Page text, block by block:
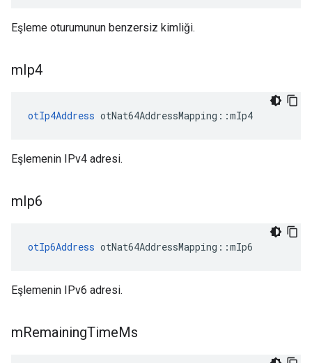
Eşleme oturumunun benzersiz kimliği.
mIp4
otIp4Address otNat64AddressMapping ::mIp4
Eşlemenin IPv4 adresi.
mIp6
otIp6Address otNat64AddressMapping ::mIp6
Eşlemenin IPv6 adresi.
mRemainingTimeMs